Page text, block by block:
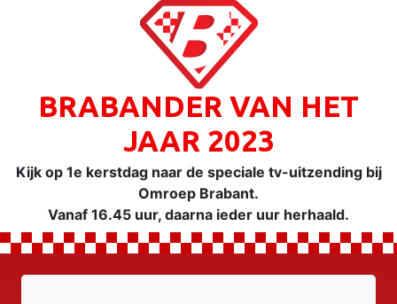
BRABANDER VAN HET
JAAR 2023
Kijk op 1e kerstdag naar de speciale tv-uitzending bij
Omroep Brabant.
Vanaf 16.45 uur, daarna ieder uur herhaald.